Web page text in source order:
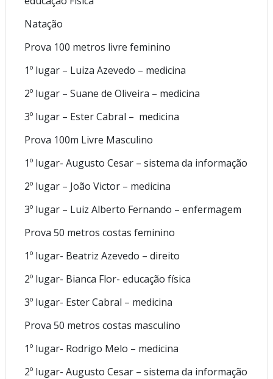
Natação
Prova 100 metros livre feminino
1º lugar – Luiza Azevedo – medicina
2º lugar – Suane de Oliveira – medicina
3º lugar – Ester Cabral – medicina
Prova 100m Livre Masculino
1º lugar- Augusto Cesar – sistema da informação
2º lugar – João Victor – medicina
3º lugar – Luiz Alberto Fernando – enfermagem
Prova 50 metros costas feminino
1º lugar- Beatriz Azevedo – direito
2º lugar- Bianca Flor- educação física
3º lugar- Ester Cabral – medicina
Prova 50 metros costas masculino
1º lugar- Rodrigo Melo – medicina
2º lugar- Augusto Cesar – sistema da informação